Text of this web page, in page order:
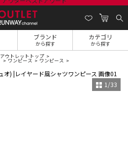
ブランド
から探す
カテゴリ
から探す
アウトレットトップ
ワンピース ワンピース
1 /33